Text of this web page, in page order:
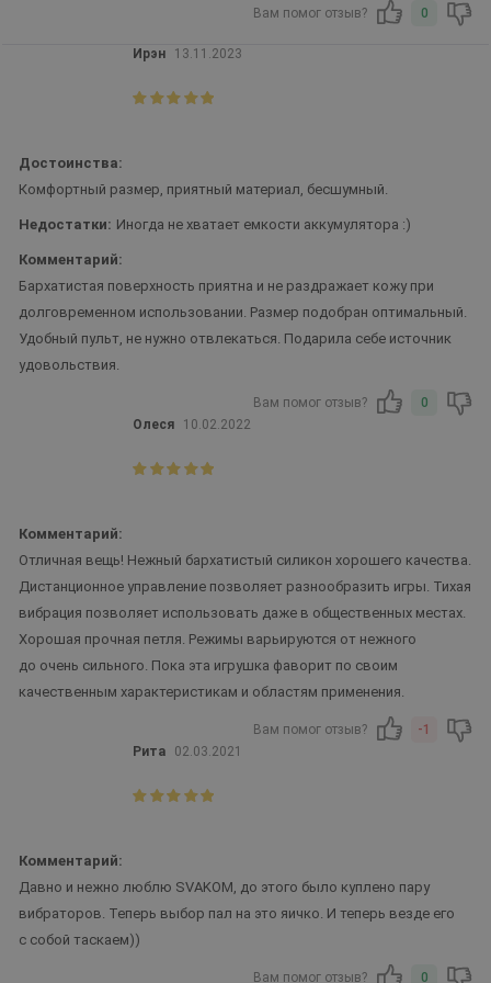
Вам помог отзыв? 0
Ирэн 13.11.2023
Достоинства:
Комфортный размер, приятный материал, бесшумный.
Недостатки: Иногда не хватает емкости аккумулятора :)
Комментарий:
Бархатистая поверхность приятна и не раздражает кожу при
долговременном использовании. Размер подобран оптимальный.
Удобный пульт, не нужно отвлекаться. Подарила себе источник
удовольствия.
Вам помог отзыв?
0
Олеся
10.02.2022
Комментарий:
Отличная вещь! Нежный бархатистый силикон хорошего качества.
Дистанционное управление позволяет разнообразить игры. Тихая
вибрация позволяет использовать даже в общественных местах.
Хорошая прочная петля. Режимы варьируются от нежного
до очень сильного. Пока эта игрушка фаворит по своим
качественным характеристикам и областям применения.
Вам помог отзыв?
-1
Рита
02.03.2021
Комментарий:
Давно и нежно люблю SVAKOM, до этого было куплено пару
вибраторов. Теперь выбор пал на это яичко. И теперь везде его
с собой таскаем))
Вам помог отзыв? 0